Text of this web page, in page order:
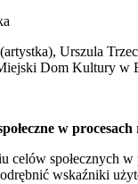
Urszula
Dom Kultury w
w
celów społecznych w
wskaźniki